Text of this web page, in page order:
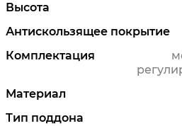
Высота
Антискользящее покрытие
Комплектация
Материал
Тип поддона